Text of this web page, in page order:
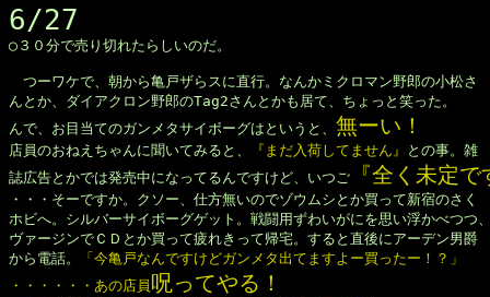
6/27
◯３０分で売り切れたらしいのだ。
つーワケで、朝から亀戸ザらスに直行。なんかミクロマン野郎の小松さ
んとか、ダイアクロン野郎のTag2さんとかも居て、ちょっと笑った。
んで、お目当てのガンメタサイボーグはというと、 無ーい！
店員のおねえちゃんに聞いてみると、 『まだ入荷してません』
との事。雑
誌広告とかでは発売中になってるんですけど、いつご
『全く未定
・・・そーですか。クソー、仕方無いのでゾウムシとか買って新宿のさく
ホビへ。シルバーサイボーグゲット。戦闘用ずわいがにを思い浮かべつつ
ヴァージンでＣＤとか買って疲れきって帰宅。すると直後にアーデン男爵
から電話。
「今亀戸なんですけどガンメタ出てますよー買ったー！？」
・・・・・・あの店員 呪ってやる！